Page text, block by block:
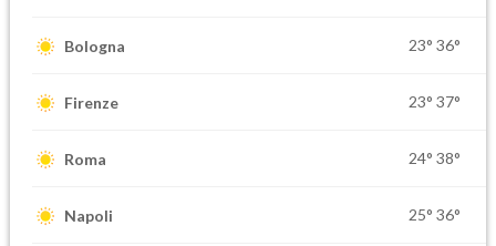
Bologna 23° 36°
Firenze 23° 37°
Roma 24° 38°
Napoli 25° 36°